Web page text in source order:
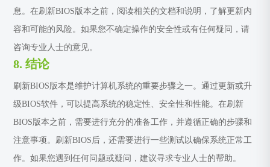
息。在刷新BIOS版本之前，阅读相关的文档和说明，了解更新内
容和可能的风险。如果您不确定操作的安全性或有任何疑问，请
咨询专业人士的意见。
8. 结论
刷新BIOS版本是维护计算机系统的重要步骤之一。通过更新或升
级BIOS软件，可以提高系统的稳定性、安全性和性能。在刷新
BIOS版本之前，需要进行充分的准备工作，并遵循正确的步骤和
注意事项。刷新BIOS后，还需要进行一些测试以确保系统正常工
作。如果您遇到任何问题或疑问，建议寻求专业人士的帮助。